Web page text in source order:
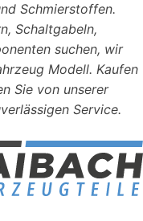
Schmierstoffen.
Schaltgabeln,
suchen, wir
Modell. Kaufen
Sie von unserer
Service.